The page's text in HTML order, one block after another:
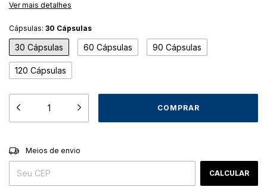
Ver mais detalhes
Cápsulas: 30 Cápsulas
30 Cápsulas 60 Cápsulas 90 Cápsulas
120 Cápsulas
Entregas para o CEP:
Meios de envio
CALCULAR